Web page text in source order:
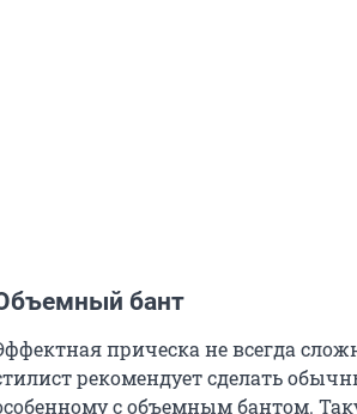
бант
прическа не всегда
рекомендует сделать
с объемным бантом.